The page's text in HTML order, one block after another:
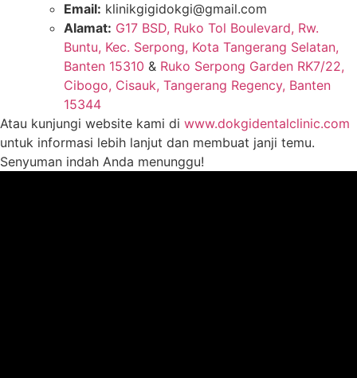
Email: klinikgigidokgi@gmail.com
Alamat: G17 BSD, Ruko Tol Boulevard, Rw.
Buntu, Kec. Serpong, Kota Tangerang Selatan,
Banten 15310 & Ruko Serpong Garden RK7/22,
Cibogo, Cisauk, Tangerang Regency, Banten
15344
Atau kunjungi website kami di www.dokgidentalclinic.com
untuk informasi lebih lanjut dan membuat janji temu.
Senyuman indah Anda menunggu!